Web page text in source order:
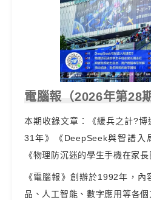
電腦報（2026年第28
本期收錄文章：《緩兵之計?博
31年》《DeepSeek與智譜入
《物理防沉迷的學生手機在家長
《電腦報》創辦於1992年，
品、人工智能、數字應用等各